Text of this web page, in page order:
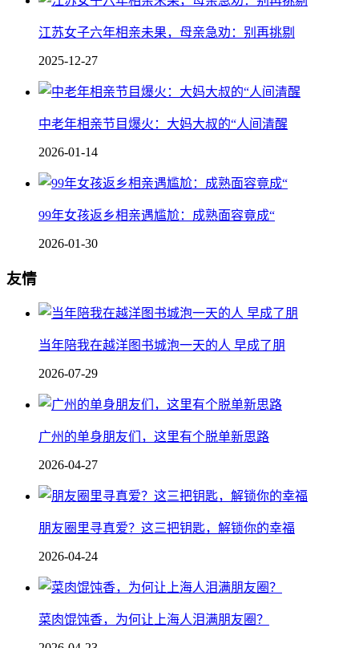
江苏女子六年相亲未果，母亲急劝：别再挑剔
2025-12-27
中老年相亲节目爆火：大妈大叔的“人间清醒
2026-01-14
99年女孩返乡相亲遇尴尬：成熟面容竟成“
2026-01-30
友情
当年陪我在越洋图书城泡一天的人 早成了朋
2026-07-29
广州的单身朋友们，这里有个脱单新思路
2026-04-27
朋友圈里寻真爱？这三把钥匙，解锁你的幸福
2026-04-24
菜肉馄饨香，为何让上海人泪满朋友圈？